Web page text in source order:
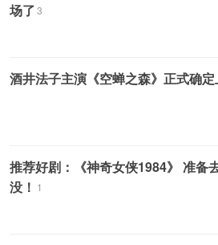
场了3
酒井法子主演《空蝉之森》正式确
推荐好剧：《神奇女侠1984》 准备
没！ 1